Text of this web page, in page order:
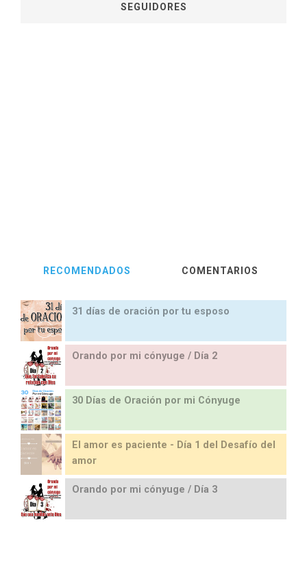
SEGUIDORES
RECOMENDADOS COMENTARIOS
31 días de oración por tu esposo
Orando por mi cónyuge / Día 2
30 Días de Oración por mi Cónyuge
El amor es paciente - Día 1 del Desafío del
amor
Orando por mi cónyuge / Día 3